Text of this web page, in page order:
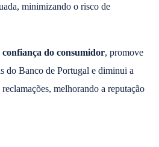
minimizando o risco de
confiança do consumidor, promove
do Banco de Portugal e diminui a
melhorando a reputação